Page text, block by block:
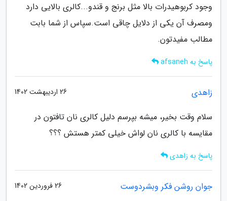
وجود کربوهیدرات بالا مثل برنج و قندو...کالری بالایی دارد
ومصرف آن یکی از دلایل چاقی است.سپاس از شما بابت
مطالب مفیدتون.
پاسخ به afsaneh
زاهدی 26 اردیبهشت 1402
سلام وقت بخیر، میشه بپرسم دلیل کالری نان تافتون در
مقایسه با کالری نان لواش خیلی کمتر هستش ؟؟؟
پاسخ به زاهدی
جوان روشن فکر وبشردوست 26 فروردین 1402